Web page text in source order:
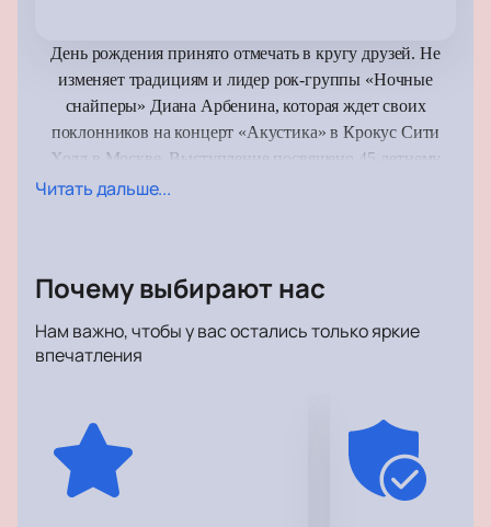
День рождения принято отмечать в кругу друзей. Не
изменяет традициям и лидер рок-группы «Ночные
снайперы» Диана Арбенина, которая ждет своих
поклонников на концерт «Акустика» в Крокус Сити
Холл в Москве. Выступление посвящено 45-летнему
юбилею исполнительницы, имя которой всегда
В программе – знаменитые хиты группы, но в
приходит с годами – мудрость, сдержанность,
Концерт Дианы Арбениной 8 июля в Crocus City Hall
предполагает акустическое выступление, живой звук и
Читать дальше...
Почему выбирают нас
Нам важно, чтобы у вас остались только яркие
впечатления